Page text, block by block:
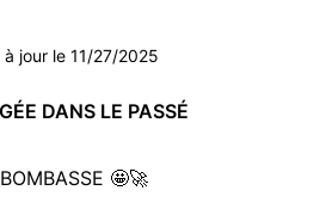
à jour le 11/27/2025
DANS LE PASSÉ
🤩🚀